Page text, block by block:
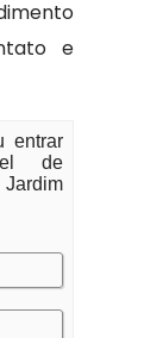
e
entrar
de